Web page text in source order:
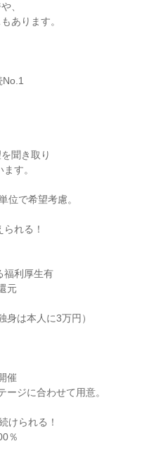
、
あります。
聞き取り
位で希望考慮。
元
身は本人に3万円）
催
ージに合わせて用意。
けられる！
％